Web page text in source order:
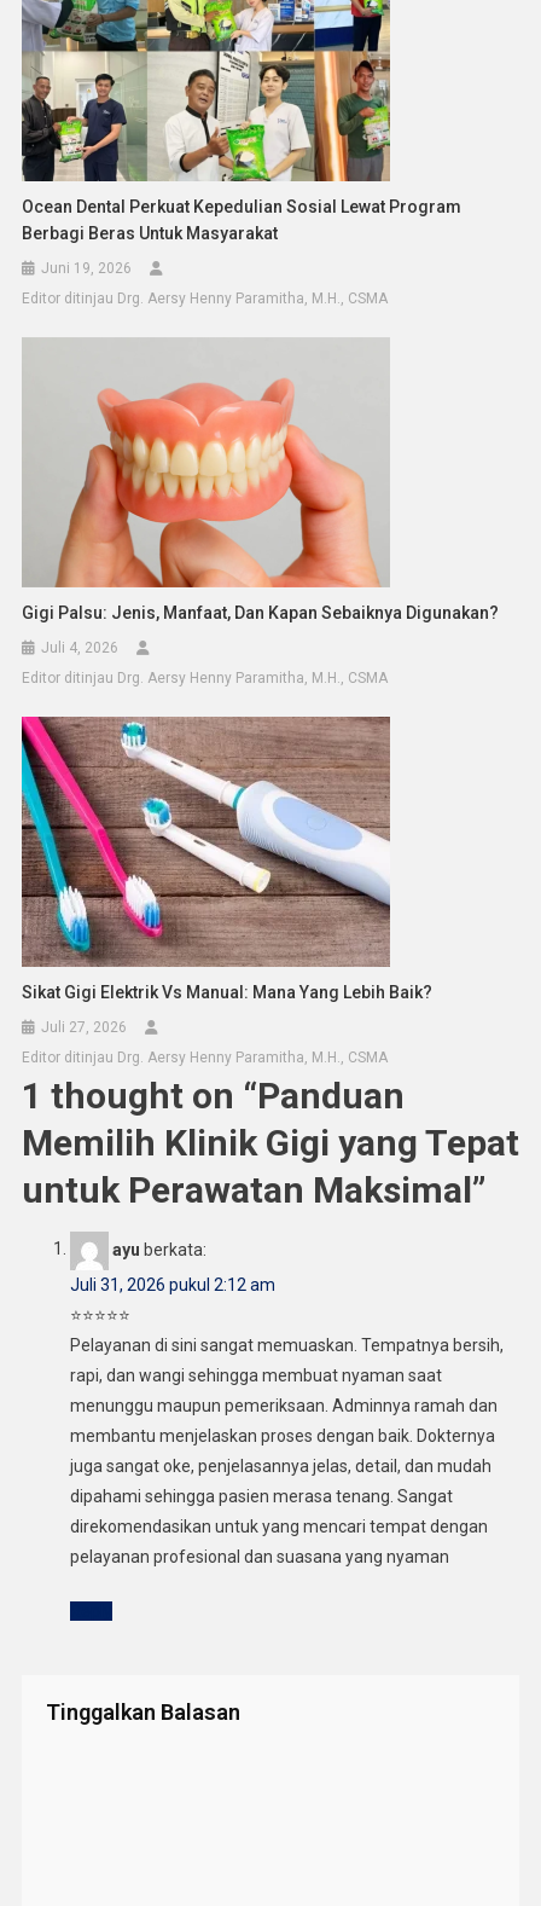
Ocean Dental Perkuat Kepedulian Sosial Lewat Program
Berbagi Beras Untuk Masyarakat
Juni 19, 2026
Editor ditinjau Drg. Aersy Henny Paramitha, M.H., CSMA
Gigi Palsu: Jenis, Manfaat, Dan Kapan Sebaiknya Digunakan?
Juli 4, 2026
Editor ditinjau Drg. Aersy Henny Paramitha, M.H., CSMA
Sikat Gigi Elektrik Vs Manual: Mana Yang Lebih Baik?
Juli 27, 2026
Editor ditinjau Drg. Aersy Henny Paramitha, M.H., CSMA
1 thought on “Panduan
Memilih Klinik Gigi yang Tepat
untuk Perawatan Maksimal”
ayu berkata:
Juli 31, 2026 pukul 2:12 am
⭐⭐⭐⭐⭐
Pelayanan di sini sangat memuaskan. Tempatnya bersih,
rapi, dan wangi sehingga membuat nyaman saat
menunggu maupun pemeriksaan. Adminnya ramah dan
membantu menjelaskan proses dengan baik. Dokternya
juga sangat oke, penjelasannya jelas, detail, dan mudah
dipahami sehingga pasien merasa tenang. Sangat
direkomendasikan untuk yang mencari tempat dengan
pelayanan profesional dan suasana yang nyaman
Tinggalkan Balasan